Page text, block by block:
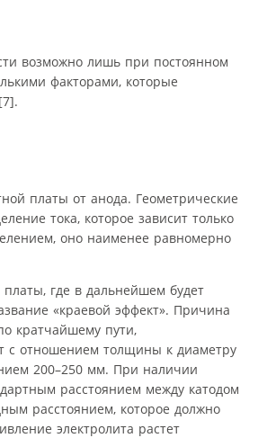
возможно лишь при постоянном
факторами, которые
платы от анода. Геометрические
тока, которое зависит только
оно наименее равномерно
где в дальнейшем будет
«краевой эффект». Причина
кратчайшему пути,
с отношением толщины к диаметру
200–250 мм. При наличии
расстоянием между катодом
расстоянием, которое должно
электролита растет